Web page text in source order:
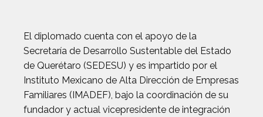
El diplomado cuenta con el apoyo de la
Secretaría de Desarrollo Sustentable del Estado
de Querétaro (SEDESU) y es impartido por el
Instituto Mexicano de Alta Dirección de Empresas
Familiares (IMADEF), bajo la coordinación de su
fundador y actual vicepresidente de integración